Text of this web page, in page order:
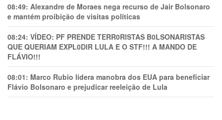
08:49: Alexandre de Moraes nega recurso de Jair Bolsonaro
e mantém proibição de visitas políticas
08:24: VÍDEO: PF PRENDE TERR0RlSTAS B0LSONARlSTAS
QUE QUERIAM EXPL0DlR LULA E O STF!!! A MANDO DE
FLÁVIO!!!
08:01: Marco Rubio lidera manobra dos EUA para beneficiar
Flávio Bolsonaro e prejudicar reeleição de Lula